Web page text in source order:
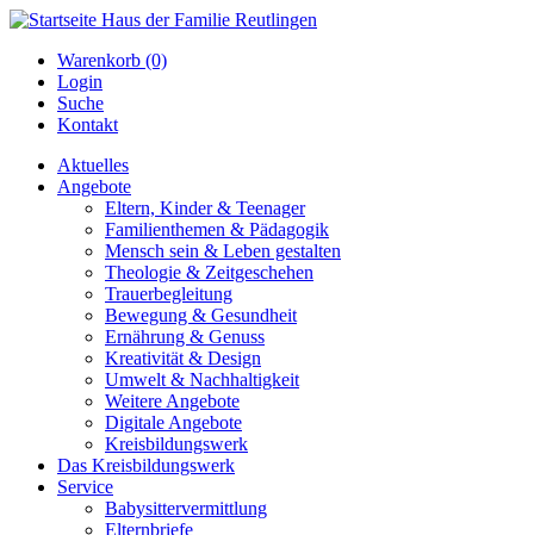
Warenkorb (0)
Login
Suche
Kontakt
Aktuelles
Angebote
Eltern, Kinder & Teenager
Familienthemen & Pädagogik
Mensch sein & Leben gestalten
Theologie & Zeitgeschehen
Trauerbegleitung
Bewegung & Gesundheit
Ernährung & Genuss
Kreativität & Design
Umwelt & Nachhaltigkeit
Weitere Angebote
Digitale Angebote
Kreisbildungswerk
Das Kreisbildungswerk
Service
Babysittervermittlung
Elternbriefe